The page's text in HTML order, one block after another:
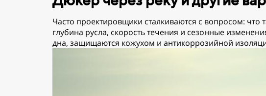
Часто проектировщики сталкиваются с вопросом: что
глубина русла, скорость течения и сезонные
дна, защищаются кожухом и антикоррозийной